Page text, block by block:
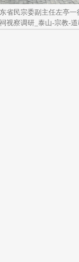
省民宗委副主任左亭
视察调研_泰山-宗教-